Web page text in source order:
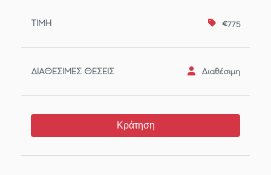
€775
Διαθέσιμη
Κράτηση